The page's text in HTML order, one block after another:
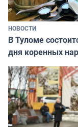
НОВОСТИ
В Туломе
дня коренных